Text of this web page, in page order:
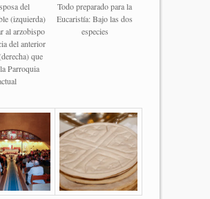
del
(izquierda)
al arzobispo
del anterior
que
Parroquia
Todo preparado para la
Eucaristía: Bajo las dos
especies